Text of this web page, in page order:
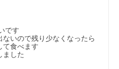
です
いので残り少なくなったら
て食べます
ました